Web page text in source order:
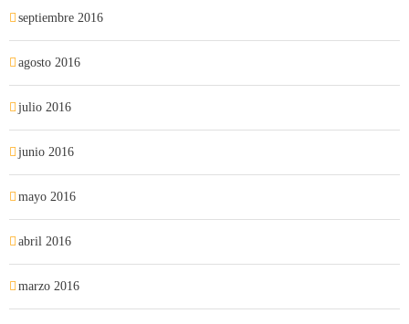
septiembre 2016
agosto 2016
julio 2016
junio 2016
mayo 2016
abril 2016
marzo 2016